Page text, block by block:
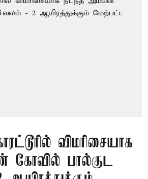
விமரிசையாக
கோவில் பால்குட